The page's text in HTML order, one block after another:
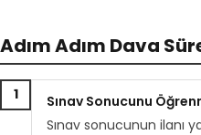
Adım Adım Dava
1
Sınav Sonucunu
Sınav sonucunun ilanı